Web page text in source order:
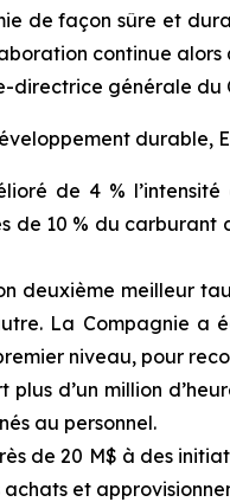
de façon sûre et
continue
générale du
durable,
de 4 %
de 10 % du carburant
deuxième meilleur
La Compagnie
niveau, pour
d’un million
au personnel.
de 20 M$ à des
achats et